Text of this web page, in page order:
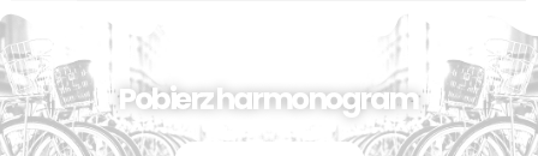
Pobierz harmonogram